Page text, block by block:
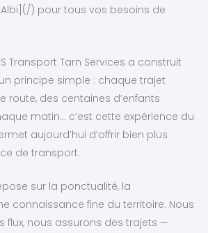
) pour tous vos besoins de
Transport Tarn Services a construit
principe simple : chaque trajet
route, des centaines d’enfants
matin… c’est cette expérience du
aujourd’hui d’offrir bien plus
de transport.
sur la ponctualité, la
connaissance fine du territoire. Nous
flux, nous assurons des trajets —